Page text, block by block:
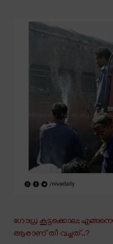
ഗോധ്ര കൂട്ടക്കൊല;
ആരാണ് തീ വച്ചത്..?